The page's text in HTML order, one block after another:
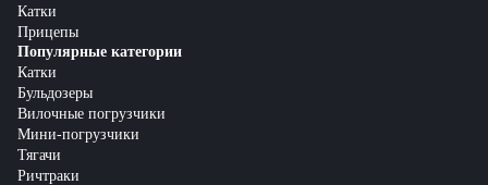
Катки
Прицепы
Популярные категории
Катки
Бульдозеры
Вилочные погрузчики
Мини-погрузчики
Тягачи
Ричтраки